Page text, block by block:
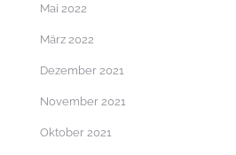
Mai 2022
März 2022
Dezember 2021
November 2021
Oktober 2021